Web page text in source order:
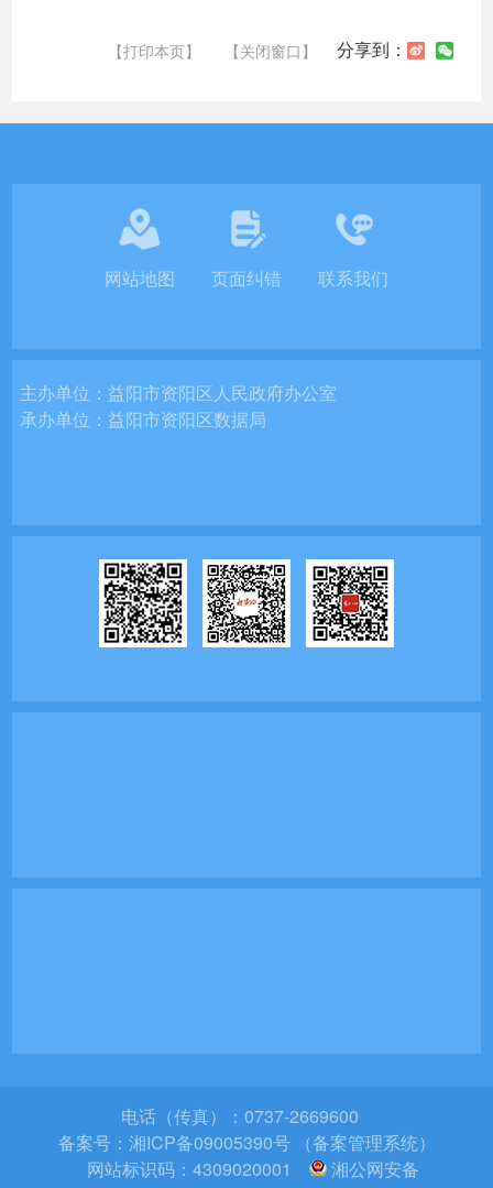
【打印本页】 【关闭窗口】 分享到：
网站地图 页面纠错 联系我们
主办单位：益阳市资阳区人民政府办公室
承办单位：益阳市资阳区数据局
电话（传真）：0737-2669600
备案号： 湘ICP备09005390号 （备案管理系统）
网站标识码：4309020001
湘公网安备